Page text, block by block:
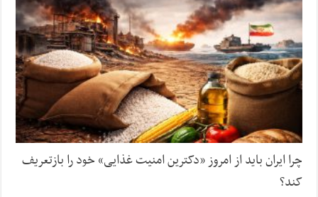
چرا ایران باید از امروز «دکترین امنیت غذایی» خود را بازتعریف
کند؟